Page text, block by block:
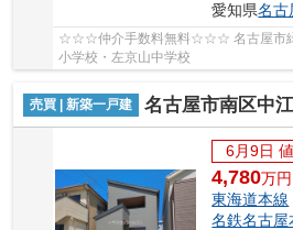
愛知県名古
☆☆☆仲介手数料無料☆☆☆ 名古屋市緑
小学校・左京山中学校
売買 | 新築一戸建 名古屋市南区中江2丁目216【仲
6月9日
4,780万円
東海道本線
名鉄名古屋